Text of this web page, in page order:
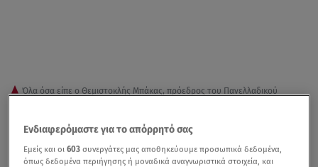
Όλα όσα είπε ο Θεμιστοκλής Μπάκας, πρόεδρος του Πανελλαδικού
τριήμερο τουΑγίου Πνεύματος, σχεδόνστο σύνολο των
Ενδιαφερόμαστε για το απόρρητό σας
Εμείς και οι603 συνεργάτες μας αποθηκεύουμε προσωπικά δεδομένα,
όπως δεδομένα περιήγησης ή μοναδικά αναγνωριστικά στοιχεία, και